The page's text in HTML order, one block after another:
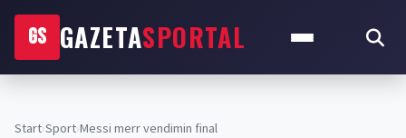
GS GAZETASPORTAL
Start›Sport›Messi merr vendimin final